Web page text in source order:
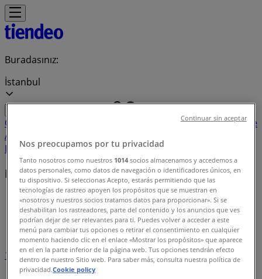
Buradasınız:
İstanbul
Öne çıkan
Giyim, Ayakkabı ve
Aksesuarlar
BakımOyuncak ve Bebek Araba ve Motorsiklet
Mağaza indeksi
Tiendeo»
Mağaza indeksi
1 345
7
Nos preocupamos por tu privacidad
Tanto nosotros como nuestros 1014 socios almacenamos y accedemos a
datos personales, como datos de navegación o identificadores únicos, en
tu dispositivo. Si seleccionas Acepto, estarás permitiendo que las
tecnologías de rastreo apoyen los propósitos que se muestran en
«nosotros y nuestros socios tratamos datos para proporcionar». Si se
deshabilitan los rastreadores, parte del contenido y los anuncios que ves
podrían dejar de ser relevantes para ti. Puedes volver a acceder a este
menú para cambiar tus opciones o retirar el consentimiento en cualquier
momento haciendo clic en el enlace «Mostrar los propósitos» que aparece
en el en la parte inferior de la página web. Tus opciones tendrán efecto
dentro de nuestro Sitio web. Para saber más, consulta nuestra política de
privacidad.Cookie policy
Continuar sin aceptar